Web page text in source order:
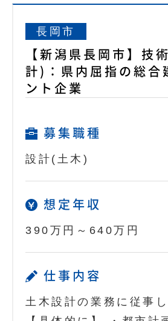
長岡市
【新潟県長岡市】技
計)：県内屈指の総合
ント企業
募集職種
設計(土木)
想定年収
390万円～640万円
仕事内容
土木設計の業務に従事